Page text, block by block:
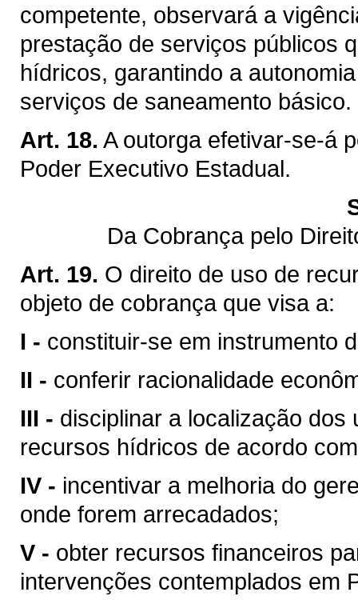
competente, observará a
prestação de serviços públicos
hídricos, garantindo a
serviços de saneamento básico.
Art. 18. A outorga efetivar-se-á
Poder Executivo Estadual.
Da Cobrança pelo
Art. 19. O direito de uso de
objeto de cobrança que visa a:
I - constituir-se em instrumento
II - conferir racionalidade
III - disciplinar a localização
recursos hídricos de acordo
IV - incentivar a melhoria do
onde forem arrecadados;
V - obter recursos financeiros
intervenções contemplados em